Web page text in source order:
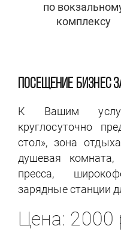
по
комплексу
ПОСЕЩЕНИЕ БИЗНЕС
К Вашим
круглосуточно
стол», зона
душевая комната,
пресса,
зарядные станции
Цена: 2000